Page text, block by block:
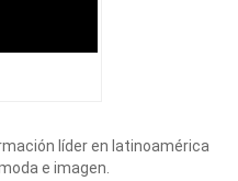
líder en latinoamérica
e imagen.